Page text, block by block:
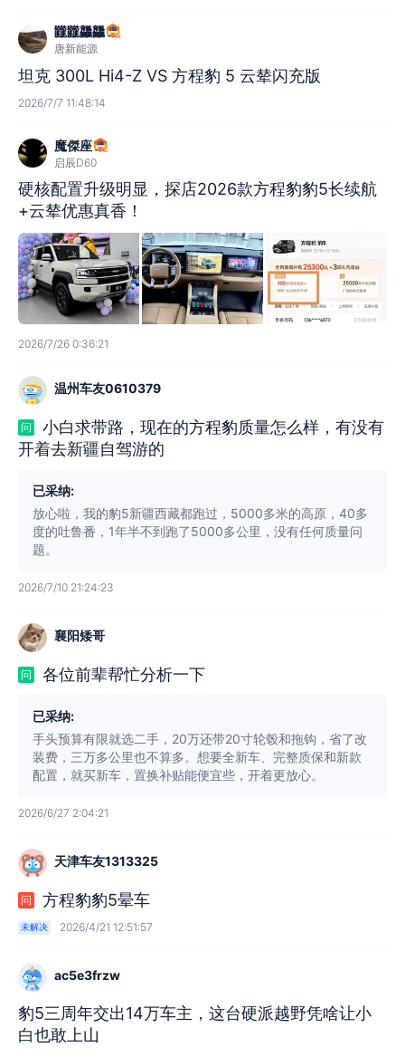
龖龖龘龘
唐新能源
坦克 300L Hi4-Z VS 方程豹 5 云辇闪充版
2026/7/7 11:48:14
魔傑座
启辰D60
硬核配置升级明显，探店2026款方程豹豹5长续航
+云辇优惠真香！
2026/7/26 0:36:21
温州车友0610379
问
小白求带路，现在的方程豹质量怎么样，有没有
开着去新疆自驾游的
已采纳:
放心啦，我的豹5新疆西藏都跑过，5000多米的高原，40多
度的吐鲁番，1年半不到跑了5000多公里，没有任何质量问
题。
2026/7/10 21:24:23
襄阳矮哥
问 各位前辈帮忙分析一下
已采纳:
手头预算有限就选二手，20万还带20寸轮毂和拖钩，省了改
装费，三万多公里也不算多。想要全新车、完整质保和新款
配置，就买新车，置换补贴能便宜些，开着更放心。
2026/6/27 2:04:21
天津车友1313325
问 方程豹豹5晕车
未解决 2026/4/21 12:51:57
ac5e3frzw
豹5三周年交出14万车主，这台硬派越野凭啥让小
白也敢上山